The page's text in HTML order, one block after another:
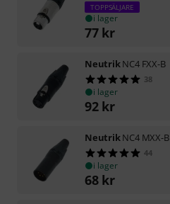
TOPPSÄLJARE
i lager
77 kr
NeutrikNC4 FXX-B
38
i lager
92 kr
NeutrikNC4 MXX-B
44
i lager
68 kr